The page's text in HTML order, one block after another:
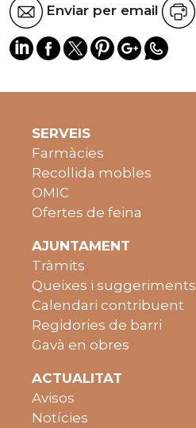
Enviar per email
SERVEIS
Farmàcies
Recollida mobles
OMIC
Ofertes de feina
AJUNTAMENT
Tràmits
Queixes i suggeriments
Calendari contribuent
Regidories de barri
Gavà en obres
ACTUALITAT
Avisos
Notícies